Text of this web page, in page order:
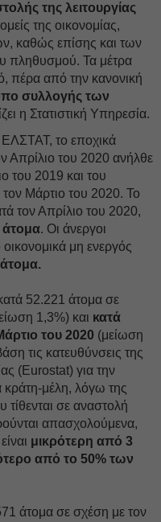
της λειτουργίας
της οικονομίας,
καθώς επίσης και των
πληθυσμού. Τα μέτρα
πέρα από την κανονική
συλλογής των
η Στατιστική Υπηρεσία.
ΕΛΣΤΑΤ, το εποχικά
Απρίλιο του 2020 ανήλθε
του 2019 και του
Μάρτιο του 2020. Το
τον Απρίλιο του 2020,
άτομα. Οι άνεργοι
μη ενεργός
52.221 άτομα σε
1,3%) και κατά
του 2020 (μείωση
τις κατευθύνσεις της
(Eurostat) για την
μέλη, λόγω της
σε αναστολή
απασχολούμενα,
μικρότερη από 3
από το 50% των
άτομα σε σχέση με τον